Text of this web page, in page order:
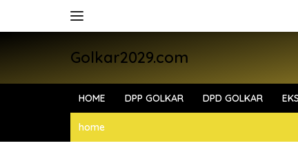
Golkar2029.com
HOME DPP GOLKAR DPD GOLKAR
home